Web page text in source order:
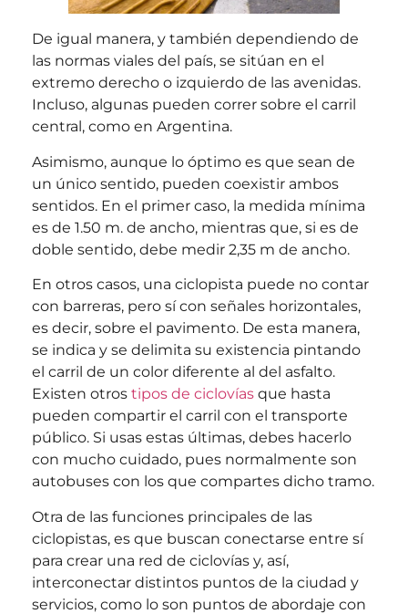
De igual manera, y también dependiendo de
las normas viales del país, se sitúan en el
extremo derecho o izquierdo de las avenidas.
Incluso, algunas pueden correr sobre el carril
central, como en Argentina.
Asimismo, aunque lo óptimo es que sean de
un único sentido, pueden coexistir ambos
sentidos. En el primer caso, la medida mínima
es de 1.50 m. de ancho, mientras que, si es de
doble sentido, debe medir 2,35 m de ancho.
En otros casos, una ciclopista puede no contar
con barreras, pero sí con señales horizontales,
es decir, sobre el pavimento. De esta manera,
se indica y se delimita su existencia pintando
el carril de un color diferente al del asfalto.
Existen otros tipos de ciclovías que hasta
pueden compartir el carril con el transporte
público. Si usas estas últimas, debes hacerlo
con mucho cuidado, pues normalmente son
autobuses con los que compartes dicho tramo.
Otra de las funciones principales de las
ciclopistas, es que buscan conectarse entre sí
para crear una red de ciclovías y, así,
interconectar distintos puntos de la ciudad y
servicios, como lo son puntos de abordaje con